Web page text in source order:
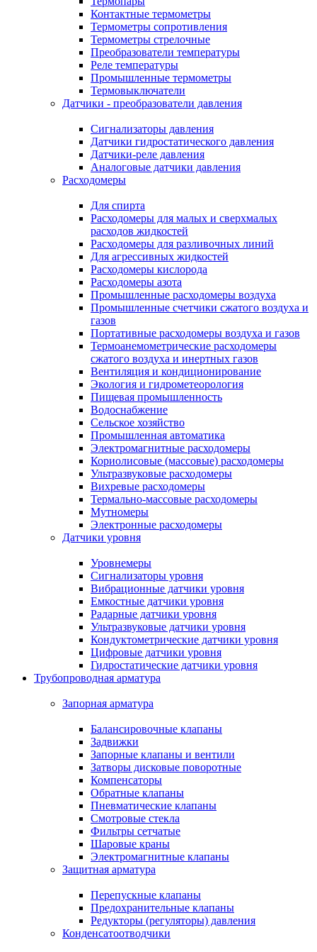
Контактные термометры
Термометры сопротивления
Термометры стрелочные
Преобразователи температуры
Реле температуры
Промышленные термометры
Термовыключатели
Датчики - преобразователи давления
Сигнализаторы давления
Датчики гидростатического давления
Датчики-реле давления
Аналоговые датчики давления
Расходомеры
Для спирта
Расходомеры для малых и сверхмалых
расходов жидкостей
Расходомеры для разливочных линий
Для агрессивных жидкостей
Расходомеры кислорода
Расходомеры азота
Промышленные расходомеры воздуха
Промышленные счетчики сжатого воздуха и
газов
Портативные расходомеры воздуха и газов
Термоанемометрические расходомеры
сжатого воздуха и инертных газов
Вентиляция и кондиционирование
Экология и гидрометеорология
Пищевая промышленность
Водоснабжение
Сельское хозяйство
Промышленная автоматика
Электромагнитные расходомеры
Кориолисовые (массовые) расходомеры
Ультразвуковые расходомеры
Вихревые расходомеры
Термально-массовые расходомеры
Мутномеры
Электронные расходомеры
Датчики уровня
Уровнемеры
Сигнализаторы уровня
Вибрационные датчики уровня
Емкостные датчики уровня
Радарные датчики уровня
Ультразвуковые датчики уровня
Кондуктометрические датчики уровня
Цифровые датчики уровня
Гидростатические датчики уровня
Трубопроводная арматура
Запорная арматура
Балансировочные клапаны
Задвижки
Запорные клапаны и вентили
Затворы дисковые поворотные
Компенсаторы
Обратные клапаны
Пневматические клапаны
Смотровые стекла
Фильтры сетчатые
Шаровые краны
Электромагнитные клапаны
Защитная арматура
Перепускные клапаны
Предохранительные клапаны
Редукторы (регуляторы) давления
Конденсатоотводчики